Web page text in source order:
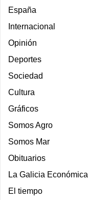
España
Internacional
Opinión
Deportes
Sociedad
Cultura
Gráficos
Somos Agro
Somos Mar
Obituarios
La Galicia Económica
El tiempo